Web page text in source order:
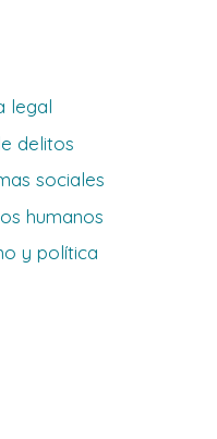
legal
delitos
sociales
humanos
y política